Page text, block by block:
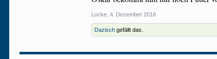
Locke 4. Dezember 2018
Dazisch gefällt das.